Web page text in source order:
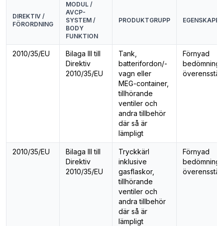
DIREKTIV /
FÖRORDNING
MODUL /
AVCP-
SYSTEM /
BODY
FUNKTION
PRODUKTGRUPP EGENSKAPER
2010/35/EU
Bilaga III till
Direktiv
2010/35/EU
Tank,
batterifordon/-
vagn eller
MEG-container,
tillhörande
ventiler och
andra tillbehör
där så är
lämpligt
Förnyad
bedömning
2010/35/EU
Bilaga III till
Direktiv
2010/35/EU
Tryckkärl
inklusive
gasflaskor,
tillhörande
ventiler och
andra tillbehör
där så är
lämpligt
Förnyad
bedömning